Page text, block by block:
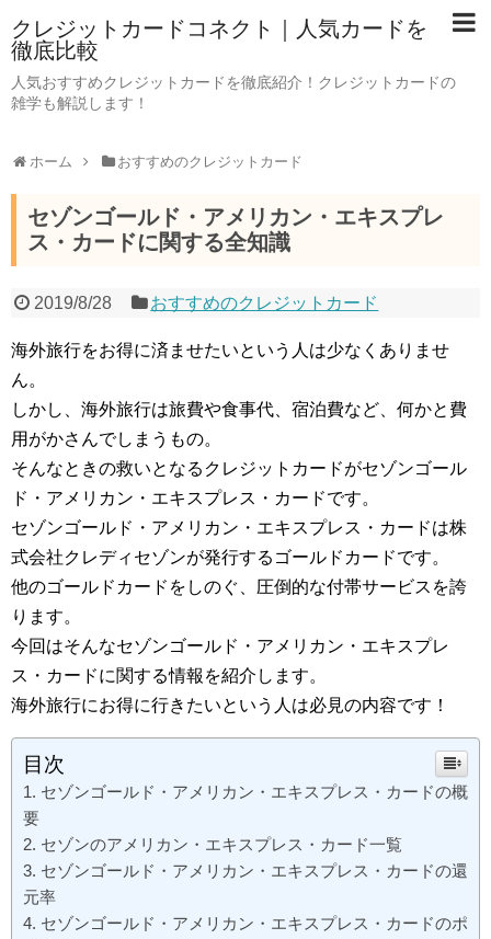
クレジットカードコネクト｜人気カードを
徹底比較
人気おすすめクレジットカードを徹底紹介！クレジットカードの
雑学も解説します！
ホーム おすすめのクレジットカード
セゾンゴールド・アメリカン・エキスプレ
ス・カードに関する全知識
2019/8/28 おすすめのクレジットカード
海外旅行をお得に済ませたいという人は少なくありませ
ん。
しかし、海外旅行は旅費や食事代、宿泊費など、何かと費
用がかさんでしまうもの。
そんなときの救いとなるクレジットカードがセゾンゴール
ド・アメリカン・エキスプレス・カードです。
セゾンゴールド・アメリカン・エキスプレス・カードは株
式会社クレディセゾンが発行するゴールドカードです。
他のゴールドカードをしのぐ、圧倒的な付帯サービスを誇
ります。
今回はそんなセゾンゴールド・アメリカン・エキスプレ
ス・カードに関する情報を紹介します。
海外旅行にお得に行きたいという人は必見の内容です！
目次
セゾンゴールド・アメリカン・エキスプレス・カードの概
要
セゾンのアメリカン・エキスプレス・カード一覧
セゾンゴールド・アメリカン・エキスプレス・カードの還
元率
セゾンゴールド・アメリカン・エキスプレス・カードのポ